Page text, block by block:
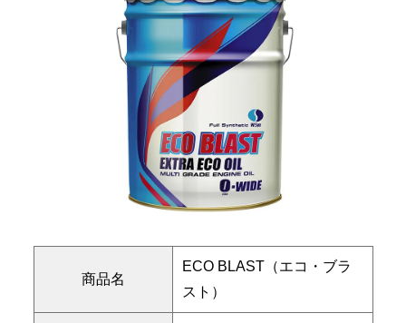
商品名
ECO BLAST（エコ・ブラ
スト）